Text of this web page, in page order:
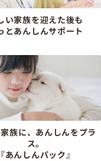
い家族を迎えた後も
とあんしんサポート
族に、あんしんをプラ
ス。
『あんしんパック』